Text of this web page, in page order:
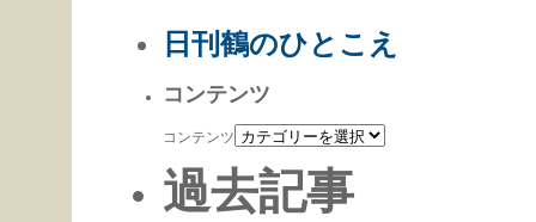
日刊鶴のひとこえ
コンテンツ
コンテンツ
過去記事